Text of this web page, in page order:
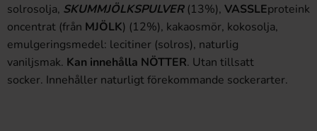
solrosolja, SKUMMJÖLKSPULVER (13%), VASSLEproteink
oncentrat (från MJÖLK) (12%), kakaosmör, kokosolja,
emulgeringsmedel: lecitiner (solros), naturlig
vaniljsmak. Kan innehålla NÖTTER. Utan tillsatt
socker. Innehåller naturligt förekommande sockerarter.